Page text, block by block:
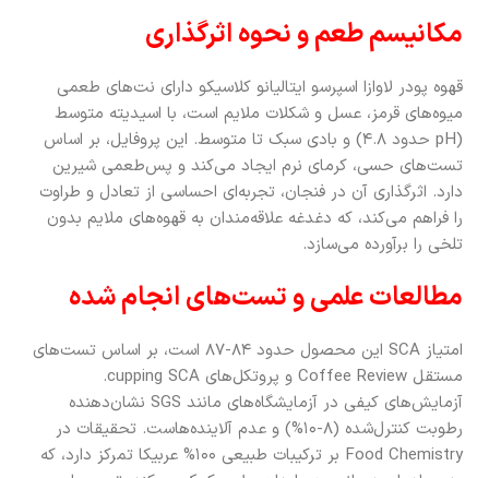
مکانیسم طعم و نحوه اثرگذاری
قهوه پودر لاوازا اسپرسو ایتالیانو کلاسیکو دارای نت‌های طعمی
میوه‌های قرمز، عسل و شکلات ملایم است، با اسیدیته متوسط
(pH حدود ۴.۸) و بادی سبک تا متوسط. این پروفایل، بر اساس
تست‌های حسی، کرمای نرم ایجاد می‌کند و پس‌طعمی شیرین
دارد. اثرگذاری آن در فنجان، تجربه‌ای احساسی از تعادل و طراوت
را فراهم می‌کند، که دغدغه علاقه‌مندان به قهوه‌های ملایم بدون
تلخی را برآورده می‌سازد.
مطالعات علمی و تست‌های انجام شده
امتیاز SCA این محصول حدود ۸۴-۸۷ است، بر اساس تست‌های
مستقل Coffee Review و پروتکل‌های cupping SCA.
آزمایش‌های کیفی در آزمایشگاه‌های مانند SGS نشان‌دهنده
رطوبت کنترل‌شده (۸-۱۰%) و عدم آلاینده‌هاست. تحقیقات در
Food Chemistry بر ترکیبات طبیعی ۱۰۰% عربیکا تمرکز دارد، که